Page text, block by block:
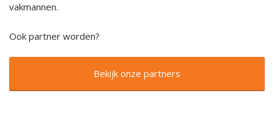
vakmannen.
Ook partner worden?
Bekijk onze partners